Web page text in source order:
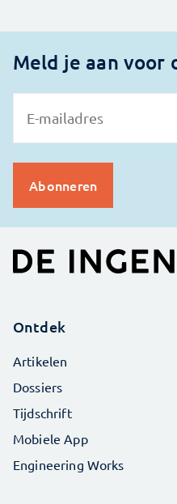
Meld je aan voor
Ontdek
Artikelen
Dossiers
Tijdschrift
Mobiele App
Engineering Works